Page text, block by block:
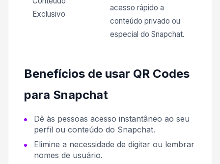
Exclusivo
acesso rápido a
conteúdo privado ou
especial do Snapchat.
Benefícios de usar QR Codes
para Snapchat
Dê às pessoas acesso instantâneo ao seu
perfil ou conteúdo do Snapchat.
Elimine a necessidade de digitar ou lembrar
nomes de usuário.